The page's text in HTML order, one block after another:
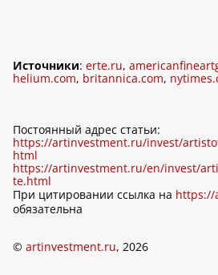
Источники: erte.ru,
helium.com, britannica.com,
Постоянный адрес статьи:
https://artinvestment.ru/invest/
html
https://artinvestment.ru/en/invest/
te.html
При цитировании ссылка на https://
обязательна
© artinvestment.ru, 2026